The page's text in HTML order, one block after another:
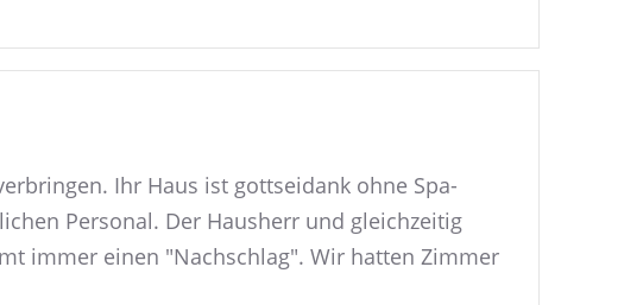
Ihr Haus ist gottseidank ohne Spa-
Personal. Der Hausherr und gleichzeitig
immer einen "Nachschlag". Wir hatten Zimmer